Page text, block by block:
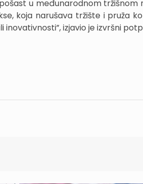
u međunarodnom tržišnom
koja narušava tržište i pruža
izjavio je izvršni